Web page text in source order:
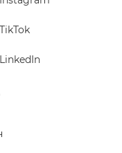
TikTok
LinkedIn